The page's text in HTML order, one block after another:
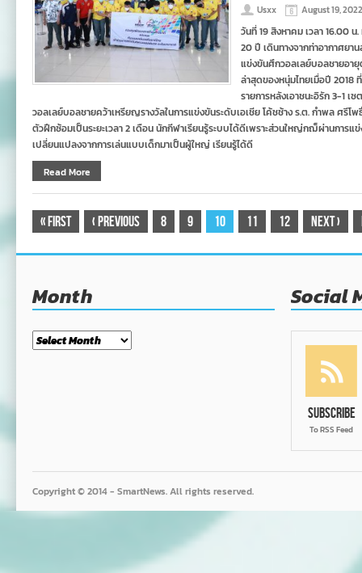
Usxx August 19, 2022
วันที่ 19 สิงหาคม เวลา 16.00
20 ปี เดินทางจากท่าอากาศยา
แข่งขันศึกวอลเลย์บอลชายอายุ
ล่าสุดของหนุ่มไทยเมื่อปี 2018
รายการหลังเอาชนะอิรัก 3-1 เ
วอลเลย์บอลชายคว้าเหรียญรางวัลในการแข่งขันระดับเอเชีย โค้ชช้าง ร.ต. กำพล ศรีโ
ตัวฝึกซ้อมเป็นระยะเวลา 2 เดือน นักกีฬาเรียนรู้ระบบได้ดีเพราะส่วนใหญ่กฌ็ผ่านการแ
เปลี่ยนแปลงจากการเล่นแบบเด็กมาเป็นผู้ใหญ่ เรียนรู้ได้ดี
Read More
« First ‹ Previous 8 9 10 11 12 Next›
Month
Month
Social
Subscribe
To RSS Feed
Copyright © 2014 - SmartNews. All rights reserved.